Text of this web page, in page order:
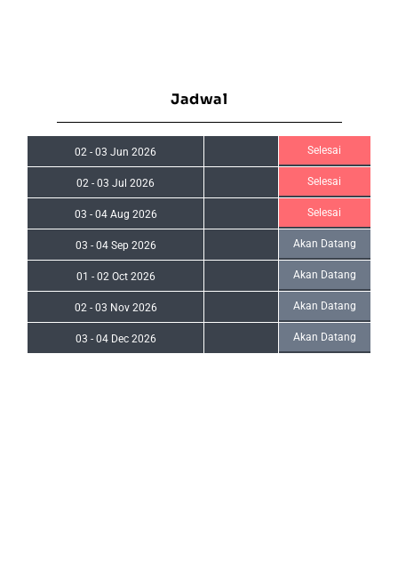
Jadwal
02 -03 Jun 2026 Selesai
02 -03 Jul 2026 Selesai
03 - 04 Aug 2026 Selesai
03 - 04 Sep 2026 Akan Datang
01 - 02 Oct 2026 Akan Datang
02 - 03 Nov 2026 Akan Datang
03 - 04 Dec 2026 Akan Datang